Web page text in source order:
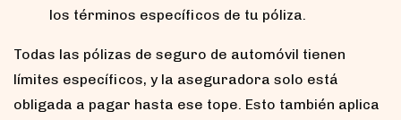
los términos específicos de tu póliza.
Todas las pólizas de seguro de automóvil tienen
límites específicos, y la aseguradora solo está
obligada a pagar hasta ese tope. Esto también aplica